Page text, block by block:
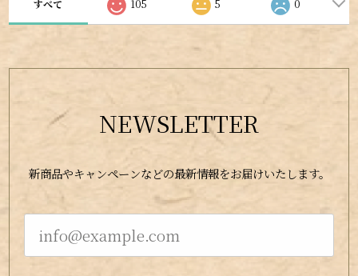
すべて 105 5 0
NEWSLETTER
新商品やキャンペーンなどの最新情報をお届けいたします。